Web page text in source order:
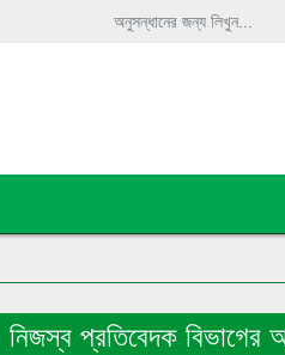
নিজস্ব প্রতিবেদক বিভাগের